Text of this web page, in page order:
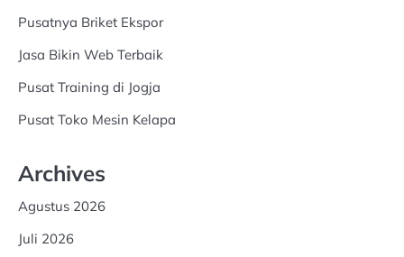
Pusatnya Briket Ekspor
Jasa Bikin Web Terbaik
Pusat Training di Jogja
Pusat Toko Mesin Kelapa
Archives
Agustus 2026
Juli 2026